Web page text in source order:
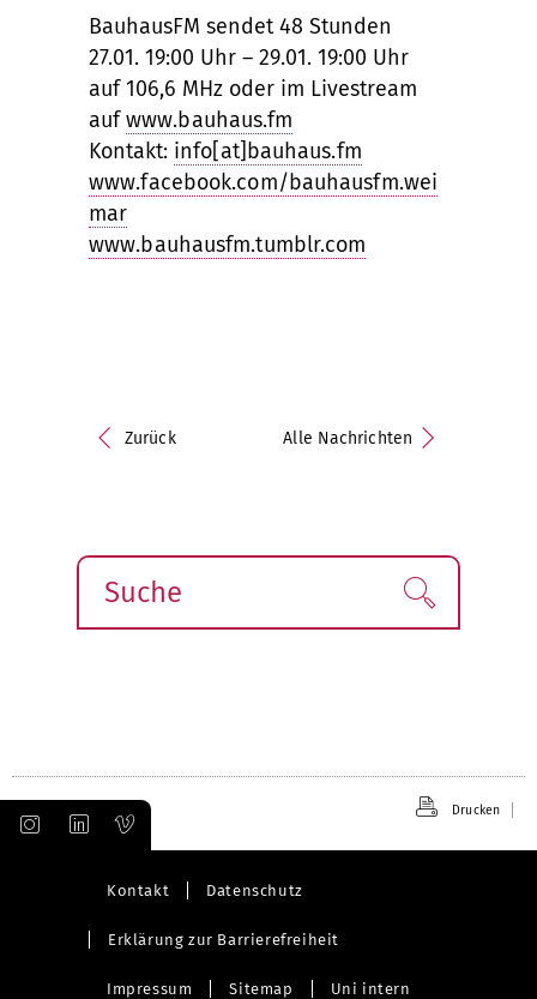
BauhausFM sendet 48 Stunden
27.01. 19:00 Uhr – 29.01. 19:00 Uhr
auf 106,6 MHz oder im Livestream
aufwww.bauhaus.fm
Kontakt: info[at]bauhaus.fm
www.facebook.com/bauhausfm.wei
mar
www.bauhausfm.tumblr.com
Zurück Alle Nachrichten
Suche Finden!
Drucken
Kontakt Datenschutz
Erklärung zur Barrierefreiheit
Impressum Sitemap Uni intern